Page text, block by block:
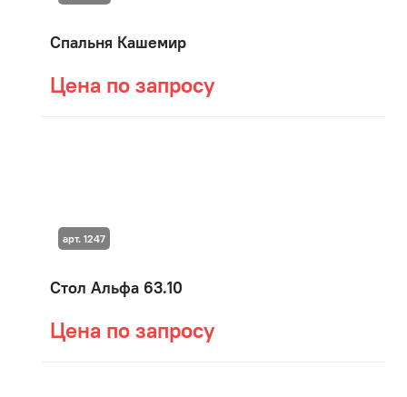
Спальня Кашемир
Цена по запросу
Стол Альфа 63.10
Цена по запросу
арт. 1247